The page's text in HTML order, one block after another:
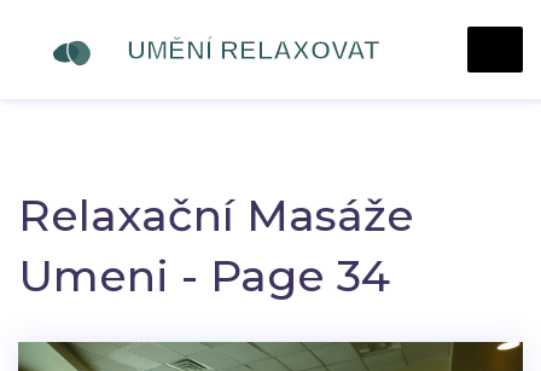
Relaxační Masáže
Umeni - Page 34